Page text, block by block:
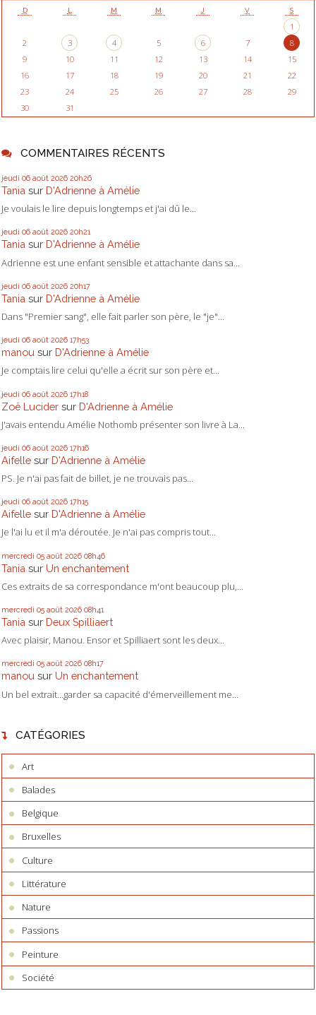
D L M M J V S
1
2
3 4 5 6 7
8
9
10 11 12 13 14
15
16
17 18 19 20 21
22
23
24 25 26 27 28
29
30
31
COMMENTAIRES RÉCENTS
jeudi 06 août 2026 20h26
Tania sur D'Adrienne à Amélie
Je voulais le lire depuis longtemps et j'ai dû le...
jeudi 06 août 2026 20h21
Tania sur D'Adrienne à Amélie
Adrienne est une enfant sensible et attachante dans sa...
jeudi 06 août 2026 20h17
Tania sur D'Adrienne à Amélie
Dans "Premier sang", elle fait parler son père, le "je"...
jeudi 06 août 2026 17h53
manou sur D'Adrienne à Amélie
Je comptais lire celui qu'elle a écrit sur son père et...
jeudi 06 août 2026 17h18
Zoë Lucider sur D'Adrienne à Amélie
J'avais entendu Amélie Nothomb présenter son livre à La...
jeudi 06 août 2026 17h16
Aifelle sur D'Adrienne à Amélie
PS. Je n'ai pas fait de billet, je ne trouvais pas...
jeudi 06 août 2026 17h15
Aifelle sur D'Adrienne à Amélie
Je l'ai lu et il m'a déroutée. Je n'ai pas compris tout...
mercredi 05 août 2026 08h46
Tania sur Un enchantement
Ces extraits de sa correspondance m'ont beaucoup plu,...
mercredi 05 août 2026 08h41
Tania sur Deux Spilliaert
Avec plaisir, Manou. Ensor et Spilliaert sont les deux...
mercredi 05 août 2026 08h17
manou sur Un enchantement
Un bel extrait...garder sa capacité d'émerveillement me...
CATÉGORIES
Art
Balades
Belgique
Bruxelles
Culture
Littérature
Nature
Passions
Peinture
Société